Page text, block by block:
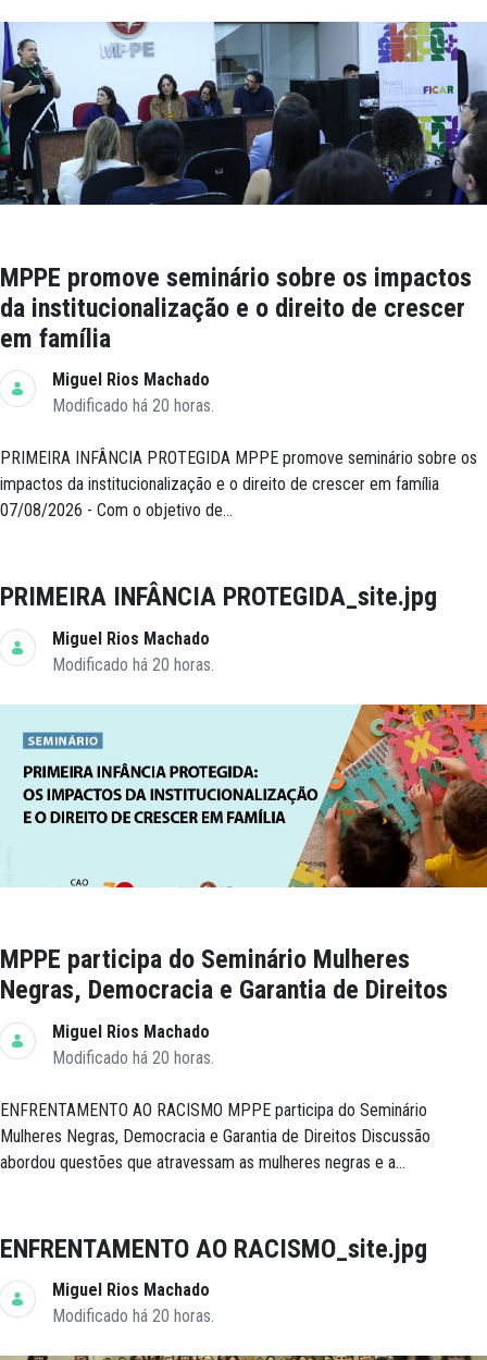
MPPE promove seminário sobre os impactos
da institucionalização e o direito de crescer
em família
Miguel Rios Machado
Modificado há 20 horas.
PRIMEIRA INFÂNCIA PROTEGIDA MPPE promove seminário sobre os
impactos da institucionalização e o direito de crescer em família
07/08/2026 - Com o objetivo de...
PRIMEIRA INFÂNCIA PROTEGIDA_site.jpg
Miguel Rios Machado
Modificado há 20 horas.
MPPE participa do Seminário Mulheres
Negras, Democracia e Garantia de Direitos
Miguel Rios Machado
Modificado há 20 horas.
ENFRENTAMENTO AO RACISMO MPPE participa do Seminário
Mulheres Negras, Democracia e Garantia de Direitos Discussão
abordou questões que atravessam as mulheres negras e a...
ENFRENTAMENTO AO RACISMO_site.jpg
Miguel Rios Machado
Modificado há 20 horas.